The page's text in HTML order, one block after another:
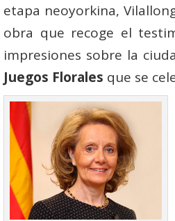
etapa neoyorkina,
obra que recoge el
impresiones sobre la
Juegos Florales que se